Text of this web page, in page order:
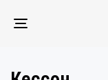
TOGGLE